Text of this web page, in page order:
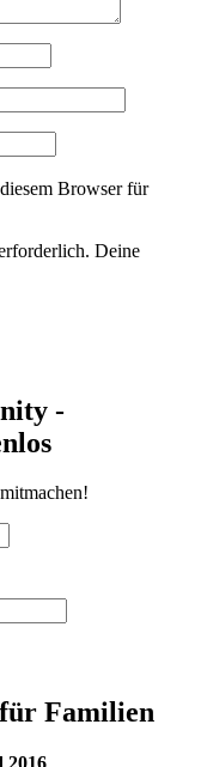
Browser für
Deine
-
Familien